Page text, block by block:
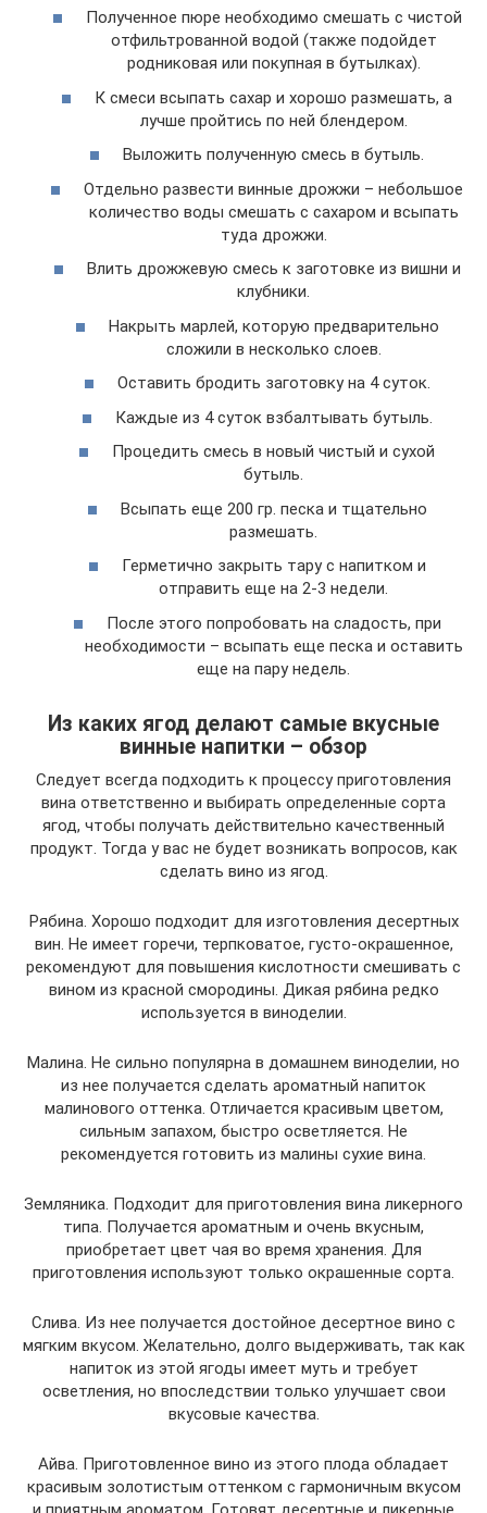
Полученное пюре необходимо смешать с чистой
отфильтрованной водой (также подойдет
родниковая или покупная в бутылках).
К смеси всыпать сахар и хорошо размешать, а
лучше пройтись по ней блендером.
Выложить полученную смесь в бутыль.
Отдельно развести винные дрожжи – небольшое
количество воды смешать с сахаром и всыпать
туда дрожжи.
Влить дрожжевую смесь к заготовке из вишни и
клубники.
Накрыть марлей, которую предварительно
сложили в несколько слоев.
Оставить бродить заготовку на 4 суток.
Каждые из 4 суток взбалтывать бутыль.
Процедить смесь в новый чистый и сухой
бутыль.
Всыпать еще 200 гр. песка и тщательно
размешать.
Герметично закрыть тару с напитком и
отправить еще на 2-3 недели.
После этого попробовать на сладость, при
необходимости – всыпать еще песка и оставить
еще на пару недель.
Из каких ягод делают самые вкусные
винные напитки – обзор
Следует всегда подходить к процессу приготовления
вина ответственно и выбирать определенные сорта
ягод, чтобы получать действительно качественный
продукт. Тогда у вас не будет возникать вопросов, как
сделать вино из ягод.
Рябина. Хорошо подходит для изготовления десертных
вин. Не имеет горечи, терпковатое, густо-окрашенное,
рекомендуют для повышения кислотности смешивать с
вином из красной смородины. Дикая рябина редко
используется в виноделии.
Малина. Не сильно популярна в домашнем виноделии, но
из нее получается сделать ароматный напиток
малинового оттенка. Отличается красивым цветом,
сильным запахом, быстро осветляется. Не
рекомендуется готовить из малины сухие вина.
Земляника. Подходит для приготовления вина ликерного
типа. Получается ароматным и очень вкусным,
приобретает цвет чая во время хранения. Для
приготовления используют только окрашенные сорта.
Слива. Из нее получается достойное десертное вино с
мягким вкусом. Желательно, долго выдерживать, так как
напиток из этой ягоды имеет муть и требует
осветления, но впоследствии только улучшает свои
вкусовые качества.
Айва. Приготовленное вино из этого плода обладает
красивым золотистым оттенком с гармоничным вкусом